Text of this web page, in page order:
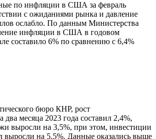
по инфляции в США за февраль
с ожиданиями рынка и давление
ослабло. По данным Министерства
инфляции в США в годовом
составило 6% по сравнению с 6,4%
бюро КНР, рост
месяца 2023 года составил 2,4%,
выросли на 3,5%, при этом, инвестиции
выросли на 5,5%. Данные оказались выше